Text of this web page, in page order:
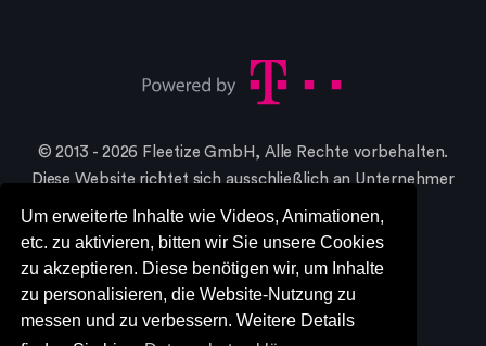
Um erweiterte Inhalte wie Videos, Animationen,
etc. zu aktivieren, bitten wir Sie unsere Cookies
zu akzeptieren. Diese benötigen wir, um Inhalte
zu personalisieren, die Website-Nutzung zu
messen und zu verbessern. Weitere Details
© 2013 - 2026 Fleetize GmbH, Alle Rechte vorbehalten.
Diese Website richtet sich ausschließlich an Unternehmer
im Sinne §14 BGB
* Alle Preise in netto, zzgl. gesetzlicher MwSt.